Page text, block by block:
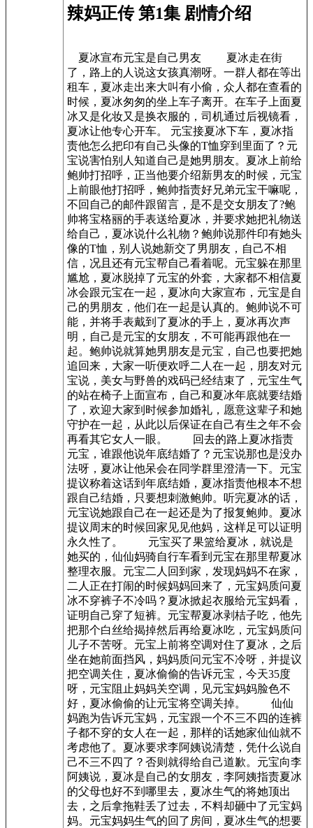
辣妈正传 第1集 剧情介绍
夏冰宣布元宝是自己男友 夏冰走在街
了，路上的人说这女孩真潮呀。一群人都在等出
租车，夏冰走出来大叫有小偷，众人都在查看的
时候，夏冰匆匆的坐上车子离开。在车子上面夏
冰又是化妆又是换衣服的，司机通过后视镜看，
夏冰让他专心开车。 元宝接夏冰下车，夏冰指
责他怎么把印有自己头像的T恤穿到里面了？元
宝说害怕别人知道自己是她男朋友。夏冰上前给
鲍帅打招呼，正当他要介绍新男友的时候，元宝
上前眼他打招呼，鲍帅指责好兄弟元宝干嘛呢，
不回自己的邮件跟留言，是不是交女朋友了?鲍
帅将宝格丽的手表送给夏冰，并要求她把礼物送
给自己，夏冰说什么礼物？鲍帅说那件印有她头
像的T恤，别人说她新交了男朋友，自己不相
信，况且还有元宝帮自己看着呢。元宝躲在那里
尴尬，夏冰脱掉了元宝的外套，大家都不相信夏
冰会跟元宝在一起，夏冰向大家宣布，元宝是自
己的男朋友，他们在一起是认真的。鲍帅说不可
能，并将手表戴到了夏冰的手上，夏冰再次声
明，自己是元宝的女朋友，不可能再跟他在一
起。鲍帅说就算她男朋友是元宝，自己也要把她
追回来，大家一听便欢呼二人在一起，朋友对元
宝说，美女与野兽的戏码已经结束了，元宝生气
的站在椅子上面宣布，自己和夏冰年底就要结婚
了，欢迎大家到时候参加婚礼，愿意这辈子和她
守护在一起，从此以后保证在自己有生之年不会
再看其它女人一眼。 回去的路上夏冰指责
元宝，谁跟他说年底结婚了？元宝说那也是没办
法呀，夏冰让他呆会在同学群里澄清一下。元宝
提议称着这话到年底结婚，夏冰指责他根本不想
跟自己结婚，只要想刺激鲍帅。听完夏冰的话，
元宝说她跟自己在一起还是为了报复鲍帅。夏冰
提议周末的时候回家见见他妈，这样足可以证明
永久性了。 元宝买了果篮给夏冰，就说是
她买的，仙仙妈骑自行车看到元宝在那里帮夏冰
整理衣服。元宝二人回到家，发现妈妈不在家，
二人正在打闹的时候妈妈回来了，元宝妈质问夏
冰不穿裤子不冷吗？夏冰掀起衣服给元宝妈看，
证明自己穿了短裤。元宝帮夏冰剥桔子吃，他先
把那个白丝给揭掉然后再给夏冰吃，元宝妈质问
儿子不苦呀。元宝上前将空调对住了夏冰，之后
坐在她前面挡风，妈妈质问元宝不冷呀，并提议
把空调关住，夏冰偷偷的告诉元宝，今天35度
呀，元宝阻止妈妈关空调，见元宝妈妈脸色不
好，夏冰偷偷的让元宝将空调关掉。 仙仙
妈跑为告诉元宝妈，元宝跟一个不三不四的连裤
子都不穿的女人在一起，那样的话她家仙仙就不
考虑他了。夏冰要求李阿姨说清楚，凭什么说自
己不三不四了？否则就得给自己道歉。元宝向李
阿姨说，夏冰是自己的女朋友，李阿姨指责夏冰
的父母也好不到哪里去，夏冰生气的将她顶出
去，之后拿拖鞋丢了过去，不料却砸中了元宝妈
妈。元宝妈妈生气的回了房间，夏冰生气的想要